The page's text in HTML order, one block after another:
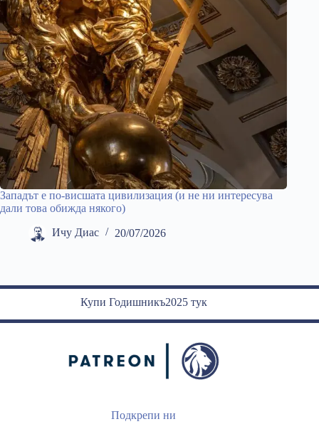
Западът е по-висшата цивилизация (и не ни интересува
дали това обижда някого)
Ичу Диас 20/07/2026
Купи Годишникъ2025 тук
Подкрепи ни